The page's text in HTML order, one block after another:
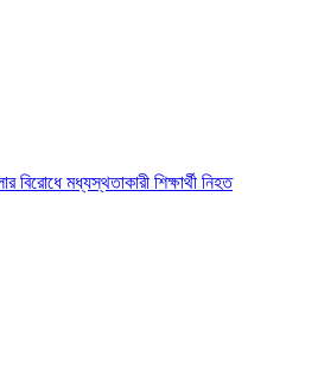
বিরোধে মধ্যস্থতাকারী শিক্ষার্থী নিহত